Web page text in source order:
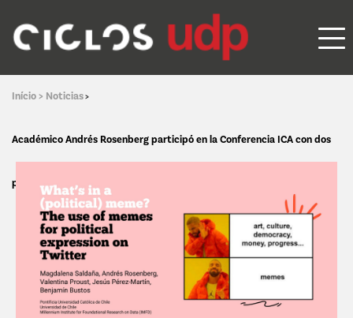
Início > Noticias>
Académico Andrés Rosenberg participó en la Conferencia ICA con dos
ponencias sobre humor político y mensajes inciviles en redes sociales